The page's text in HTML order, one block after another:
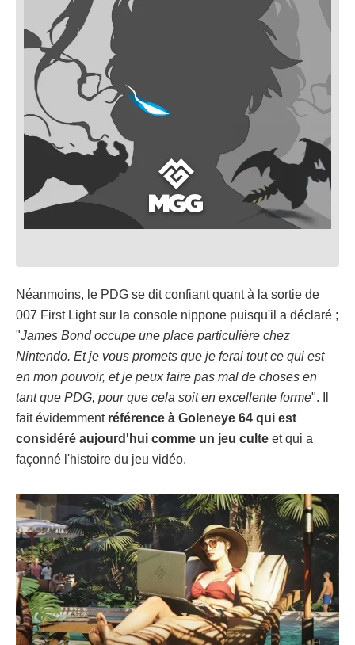
Néanmoins, le PDG se dit confiant quant à la sortie de
007 First Light sur la console nippone puisqu'il a déclaré ;
"James Bond occupe une place particulière chez
Nintendo. Et je vous promets que je ferai tout ce qui est
en mon pouvoir, et je peux faire pas mal de choses en
tant que PDG, pour que cela soit en excellente forme". Il
fait évidemment référence à Goleneye 64 qui est
considéré aujourd'hui comme un jeu culte et qui a
façonné l'histoire du jeu vidéo.